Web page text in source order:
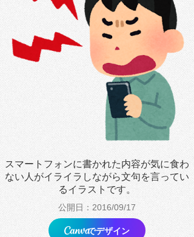
スマートフォンに書かれた内容が気に食わ
ない人がイライラしながら文句を言ってい
るイラストです。
公開日：2016/09/17
でデザイン